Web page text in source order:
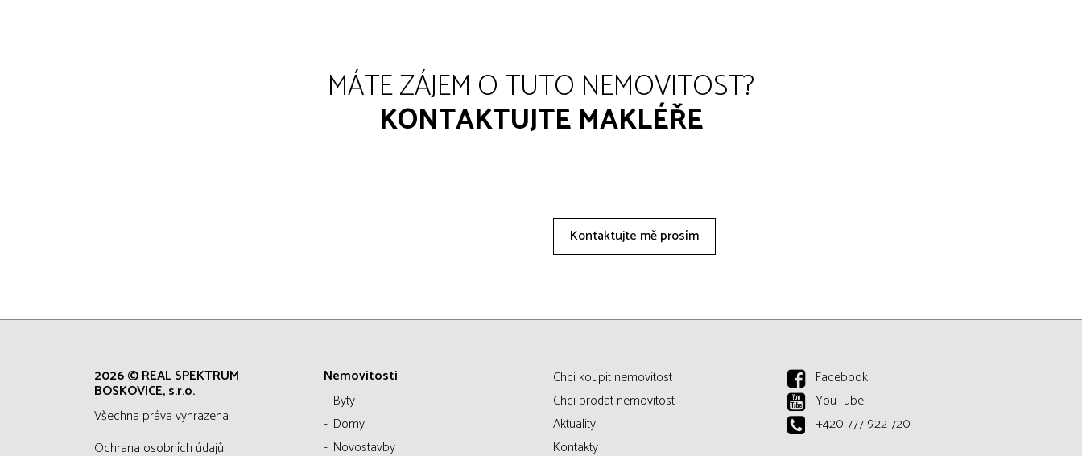
MÁTE ZÁJEM O TUTO NEMOVITOST?
KONTAKTUJTE MAKLÉŘE
Kontaktujte mě prosím
2026 © REAL SPEKTRUM
BOSKOVICE, s.r.o.
všechna práva vyhrazena
Ochrana osobních údajů
Nemovitosti
Byty
Domy
Novostavby
Chci koupit nemovitost
Chci prodat nemovitost
Aktuality
Kontakty
Facebook
YouTube
+420 777 922 720